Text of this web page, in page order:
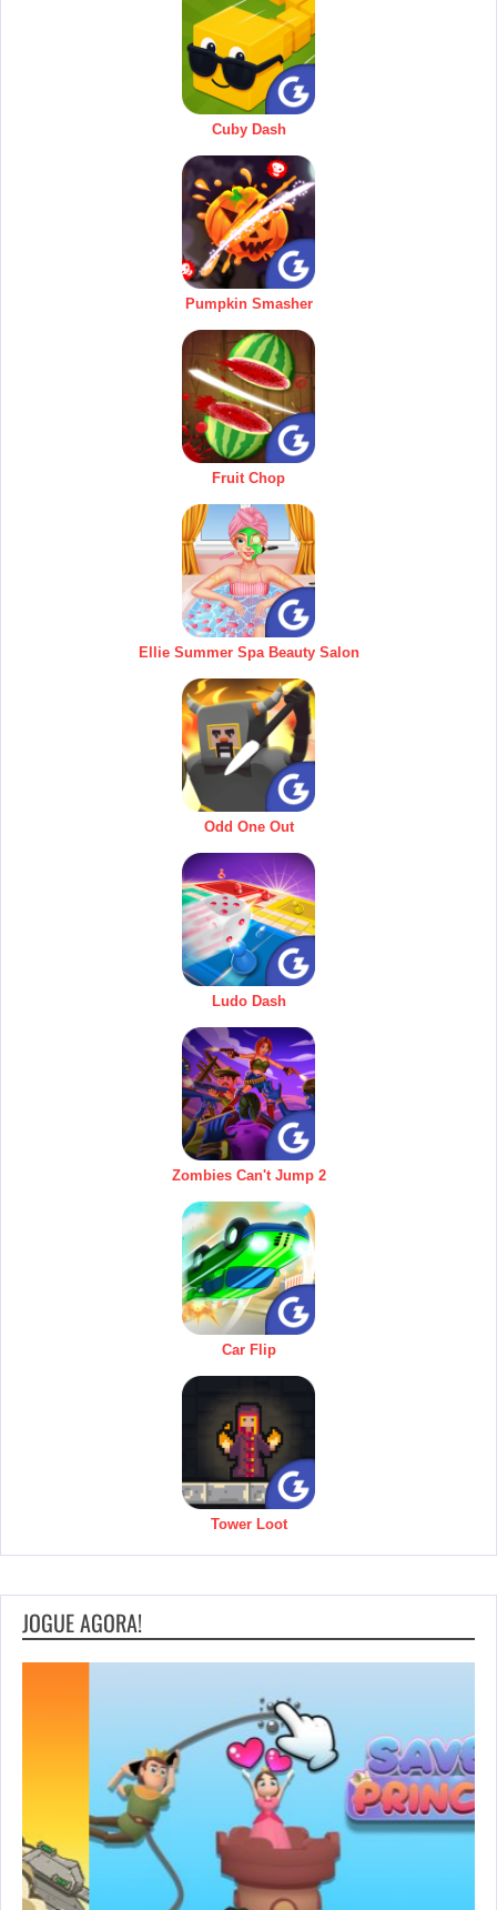
Cuby Dash
Pumpkin Smasher
Fruit Chop
Ellie Summer Spa Beauty Salon
Odd One Out
Ludo Dash
Zombies Can't Jump 2
Car Flip
Tower Loot
JOGUE AGORA!